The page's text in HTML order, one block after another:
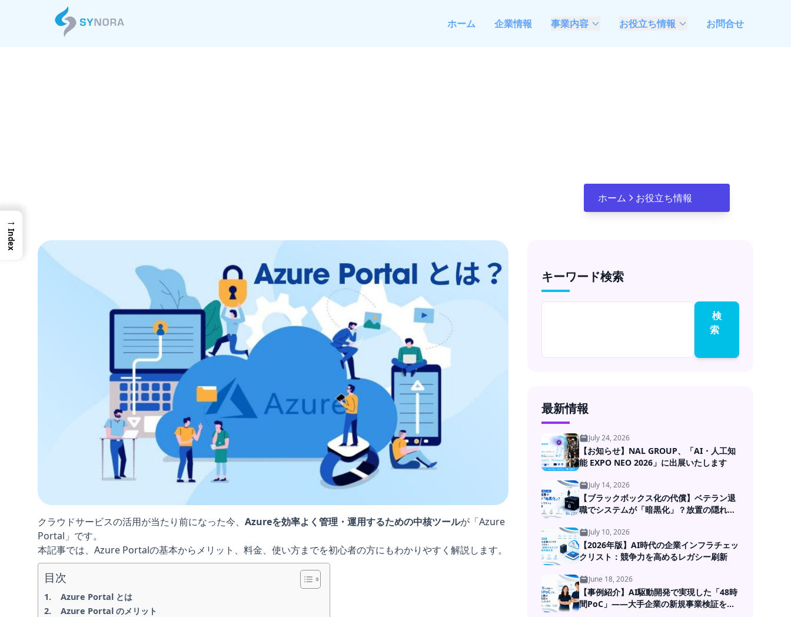
ホーム 企業情報
事業内容
Open AI活用、システ
ム開発推進支援
お役立ち情報
お問合せ
ホーム お役立ち情報
クラウドサービスの活用が当たり前になった今、 Azureを効率よく管理・運用するための中核ツールが「Azure
Portal」です。
本記事では、Azure Portalの基本からメリット、料金、使い方までを初心者の方にもわかりやすく解説します。
目次
Azure Portal とは
Azure Portal のメリット
キーワード検索
検
索
最新情報
July 24, 2026
【お知らせ】NAL GROUP、「AI・人工知
能 EXPO NEO 2026」に出展いたします
July 14, 2026
【ブラックボックス化の代償】ベテラン退
職でシステムが「暗黒化」？放置の隠れた
July 10, 2026
【2026年版】AI時代の企業インフラチェッ
クリスト：競争力を高めるレガシー刷新
June 18, 2026
【事例紹介】AI駆動開発で実現した「48時
間PoC」――大手企業の新規事業検証を高
→
Index